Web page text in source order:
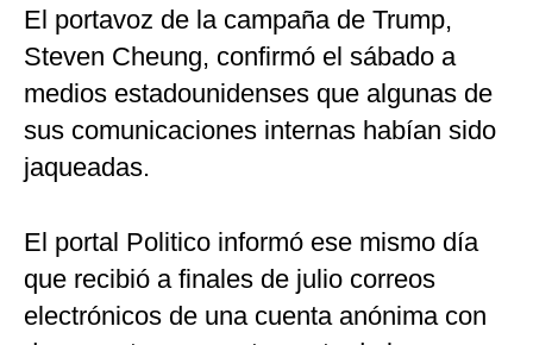
El portavoz de la campaña de Trump,
Steven Cheung, confirmó el sábado a
medios estadounidenses que algunas de
sus comunicaciones internas habían sido
jaqueadas.
El portal Politico informó ese mismo día
que recibió a finales de julio correos
electrónicos de una cuenta anónima con